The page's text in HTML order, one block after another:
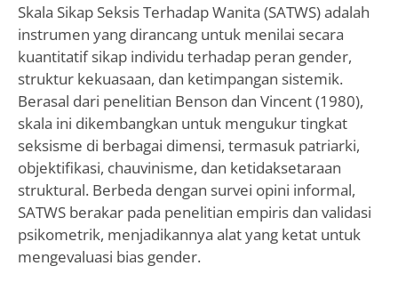
Skala Sikap Seksis Terhadap Wanita (SATWS) adalah
instrumen yang dirancang untuk menilai secara
kuantitatif sikap individu terhadap peran gender,
struktur kekuasaan, dan ketimpangan sistemik.
Berasal dari penelitian Benson dan Vincent (1980),
skala ini dikembangkan untuk mengukur tingkat
seksisme di berbagai dimensi, termasuk patriarki,
objektifikasi, chauvinisme, dan ketidaksetaraan
struktural. Berbeda dengan survei opini informal,
SATWS berakar pada penelitian empiris dan validasi
psikometrik, menjadikannya alat yang ketat untuk
mengevaluasi bias gender.